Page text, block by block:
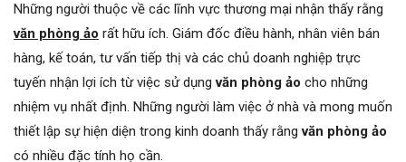
Những người thuộc về các lĩnh vực thương mại nhận thấy rằng
văn phòng ảo rất hữu ích. Giám đốc điều hành, nhân viên bán
hàng, kế toán, tư vấn tiếp thị và các chủ doanh nghiệp trực
tuyến nhận lợi ích từ việc sử dụngvăn phòng ảo cho những
nhiệm vụ nhất định. Những người làm việc ở nhà và mong muốn
thiết lập sự hiện diện trong kinh doanh thấy rằngvăn phòng ảo
có nhiều đặc tính họ cần.